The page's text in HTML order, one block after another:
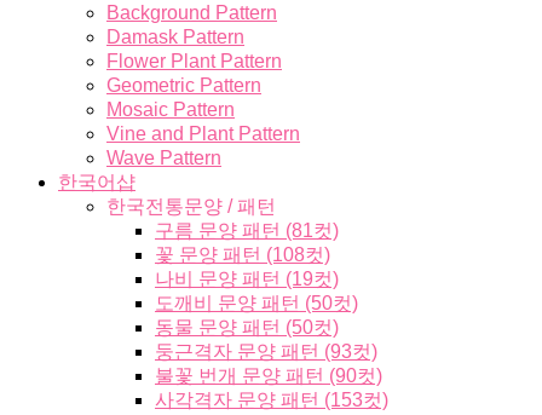
Background Pattern
Damask Pattern
Flower Plant Pattern
Geometric Pattern
Mosaic Pattern
Vine and Plant Pattern
Wave Pattern
한국어샵
한국전통문양 / 패턴
구름 문양 패턴 (81컷)
꽃 문양 패턴 (108컷)
나비 문양 패턴 (19컷)
도깨비 문양 패턴 (50컷)
동물 문양 패턴 (50컷)
둥근격자 문양 패턴 (93컷)
불꽃 번개 문양 패턴 (90컷)
사각격자 문양 패턴 (153컷)